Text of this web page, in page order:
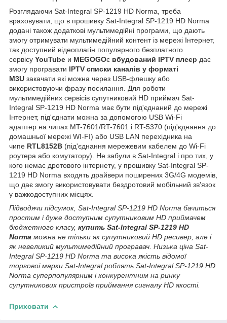
Розглядаючи Sat-Integral SP-1219 HD Norma, треба
враховувати, що в прошивку Sat-Integral SP-1219 HD Norma
додані також додаткові мультимедійні програми, що дають
змогу отримувати мультимедійний контент із мережі Інтернет,
так доступний відеоплагін популярного безплатного
сервісу YouTube и MEGOGOє вбудований IPTV плеєр дає
змогу програвати IPTV списки каналів у форматі
M3U закачати які можна через USB-флешку або
використовуючи фразу посилання. Для роботи
мультимедійних сервісів супутниковий HD приймач Sat-
Integral SP-1219 HD Norma має бути під'єднаний до мережі
Інтернет, під'єднати можна за допомогою USB Wi-Fi
адаптер на чипах MT-7601/RT-7601 і RT-5370 (під'єднання до
домашньої мережі WI-FI) або USB LAN перехідника на
чипе RTL8152B (під'єднання мережевим кабелем до Wi-Fi
роутера або комутатору). Не забули в Sat-Integral і про тих, у
кого немає дротового інтернету, у прошивку Sat-Integral SP-
1219 HD Norma входять драйвери поширених 3G/4G модемів,
що дає змогу використовувати бездротовий мобільний зв'язок
у важкодоступних місцях.
Підводячи підсумок, Sat-Integral SP-1219 HD Norma бачиться
простим і дуже доступним супутниковим HD приймачем
бюджетного класу, купить Sat-Integral SP-1219 HD
Norma можна не тільки як супутниковий HD ресивер, але і
як невеликий мультимедійний програвач. Низька ціна Sat-
Integral SP-1219 HD Norma та висока якість відомої
торгової марки Sat-Integral роблять Sat-Integral SP-1219 HD
Norma суперпопулярним і конкурентним на ринку
супутникових пристроїв приймання сигналу HD якості.
Приховати